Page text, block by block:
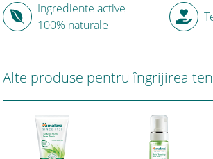
Ingrediente active
100% naturale
Alte produse pentru îngrijirea